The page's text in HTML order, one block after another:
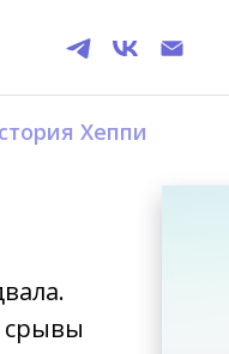
Хеппи
срывы